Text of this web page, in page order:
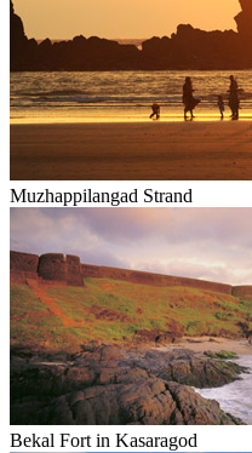
Muzhappilangad Strand
Bekal Fort in Kasaragod